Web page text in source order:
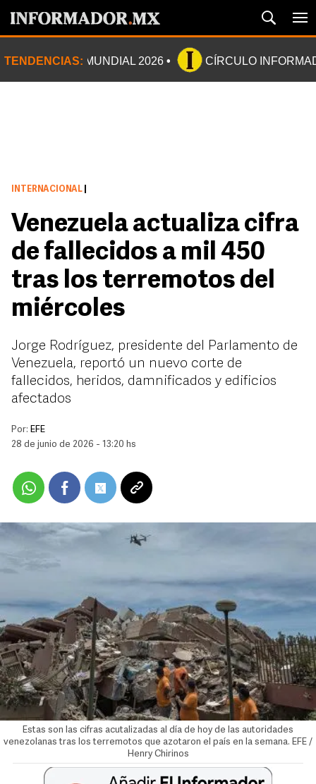
TENDENCIAS: MUNDIAL 2026 CÍRCULO
INTERNACIONAL
Venezuela actualiza cifra
de fallecidos a mil 450
tras los terremotos del
miércoles
Jorge Rodríguez, presidente del Parlamento de
Venezuela, reportó un nuevo corte de
fallecidos, heridos, damnificados y edificios
afectados
Por: EFE
28 de junio de 2026 - 13:20 hs
Estas son las cifras acutalizadas al día de hoy de las autoridades
venezolanas tras los terremotos que azotaron el país en la semana. EFE /
Henry Chirinos